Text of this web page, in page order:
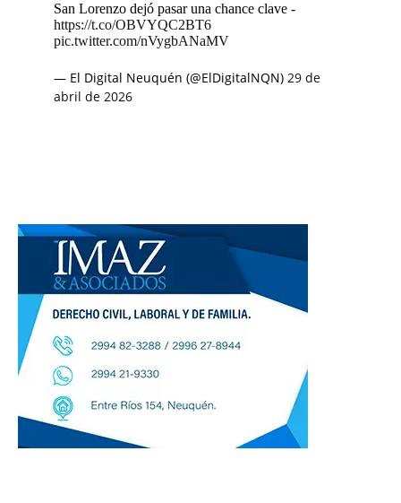
San Lorenzo dejó pasar una chance clave -
https://t.co/OBVYQC2BT6
pic.twitter.com/nVygbANaMV
— El Digital Neuquén (@ElDigitalNQN) 29 de
abril de 2026